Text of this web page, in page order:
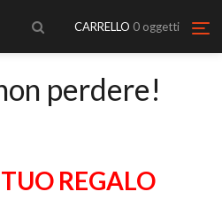
CARRELLO 0 oggetti
perdere!
REGALO